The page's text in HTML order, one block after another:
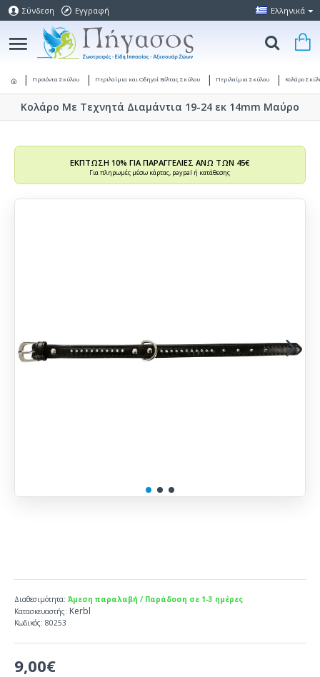
Σύνδεση Εγγραφή Ελληνικά
Προϊόντα Σκύλου Περιλαίμια και Οδηγοί Βόλτας Σκύλου Περιλαίμια Σκύλου Κολάρο
Κολάρο Με Τεχνητά Διαμάντια 19-24 εκ 14mm Μαύρο
ΕΚΠΤΩΣΗ 10% ΓΙΑ ΠΑΡΑΓΓΕΛΙΕΣ ΑΝΩ ΤΩΝ 45€
Για πληρωμές μέσω κάρτας, paypal ή κατάθεσης
9,00€
Διαθεσιμότητα: Άμεση παραλαβή / Παράδοση σε 1-3 ημέρες
Κατασκευαστής: Kerbl
Κωδικός: 80253